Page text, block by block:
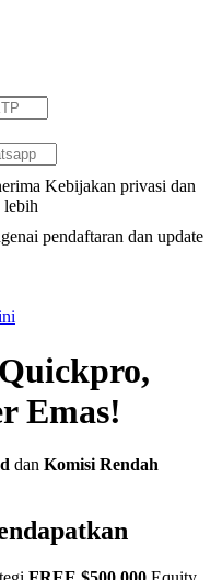
Kebijakan privasi dan
lebih
pendaftaran dan update
Emas!
dan Komisi Rendah